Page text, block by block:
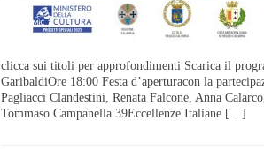
clicca sui titoli per approfondimenti Scarica il
GaribaldiOre 18:00 Festa d’aperturacon la
Pagliacci Clandestini, Renata Falcone, Anna
Tommaso Campanella 39Eccellenze Italiane […]